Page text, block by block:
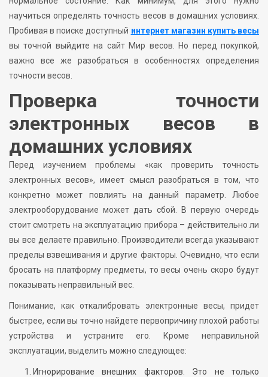
научиться определять точность весов в домашних условиях.
Пробивая в поиске доступный интернет магазин купить весы
вы точной выйдите на сайт Мир весов. Но перед покупкой,
важно все же разобраться в особенностях определения
точности весов.
Проверка точности
электронных весов в
домашних условиях
Перед изучением проблемы «как проверить точность
электронных весов», имеет смысл разобраться в том, что
конкретно может повлиять на данный параметр. Любое
электрооборудование может дать сбой. В первую очередь
стоит смотреть на эксплуатацию прибора – действительно ли
вы все делаете правильно. Производители всегда указывают
пределы взвешивания и другие факторы. Очевидно, что если
бросать на платформу предметы, то весы очень скоро будут
показывать неправильный вес.
Понимание, как откалибровать электронные весы, придет
быстрее, если вы точно найдете первопричину плохой работы
устройства и устраните его. Кроме неправильной
эксплуатации, выделить можно следующее:
Игнорирование внешних факторов. Это не только